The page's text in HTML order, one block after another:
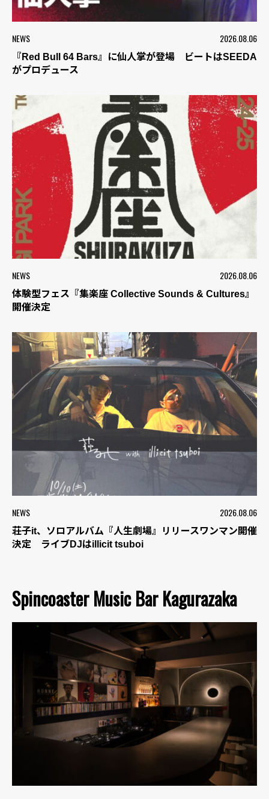
NEWS 2026.08.06
『Red Bull 64 Bars』に仙人掌が登場 ビートはSEEDA
がプロデュース
NEWS 2026.08.06
体験型フェス『集楽座 Collective Sounds & Cultures』
開催決定
NEWS 2026.08.06
荘子it、ソロアルバム『人生劇場』リリースワンマン開催
決定 ライブDJはillicit tsuboi
Spincoaster Music Bar Kagurazaka